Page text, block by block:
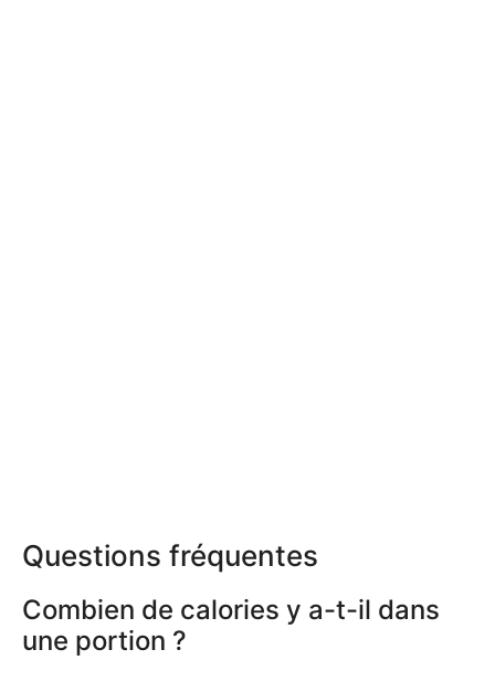
Questions fréquentes
Combien de calories y a-t-il dans
une portion ?